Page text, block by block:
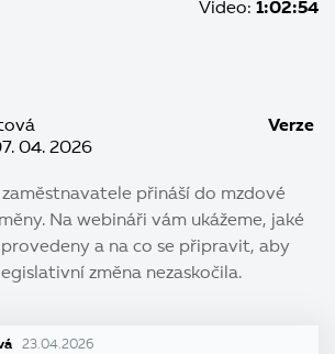
Video: 1:02:54
04. 2026
Verze
přináší do mzdové
Na webináři vám ukážeme, jaké
a na co se připravit, aby
změna nezaskočila.
23.04.2026